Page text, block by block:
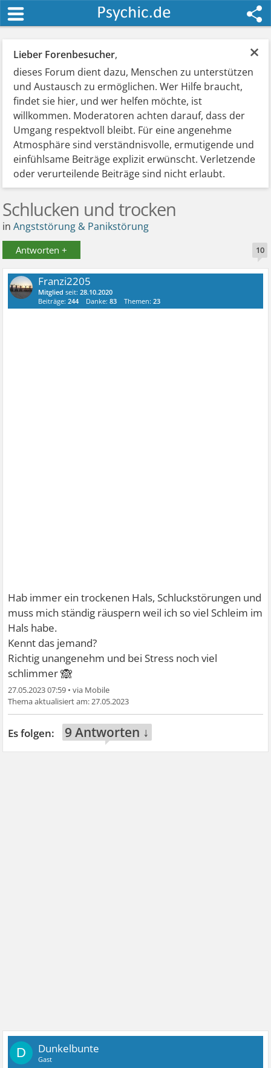
×
Lieber Forenbesucher,
dieses Forum dient dazu, Menschen zu unterstützen
und Austausch zu ermöglichen. Wer Hilfe braucht,
findet sie hier, und wer helfen möchte, ist
willkommen. Moderatoren achten darauf, dass der
Umgang respektvoll bleibt. Für eine angenehme
Atmosphäre sind verständnisvolle, ermutigende und
einfühlsame Beiträge explizit erwünscht. Verletzende
oder verurteilende Beiträge sind nicht erlaubt.
Schlucken und trocken
inAngststörung & Panikstörung
Antworten + 10
Franzi2205
Mitglied seit:28.10.2020
Beiträge:244 Danke:83 Themen:23
Hab immer ein trockenen Hals, Schluckstörungen und
muss mich ständig räuspern weil ich so viel Schleim im
Hals habe.
Kennt das jemand?
Richtig unangenehm und bei Stress noch viel
schlimmer🙈
27.05.2023 07:59 •
27.05.2023
9 Antworten ↓
D Dunkelbunte
Gast